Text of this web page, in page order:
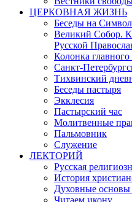
ЦЕРКОВНАЯ ЖИЗНЬ
Беседы на
Великий Собор.
Русской
Колонка главного
Санкт-
Тихвинский
Беседы пастыря
Экклесия
Пастырский час
Молитвенные
Пальмовник
Служение
ЛЕКТОРИЙ
Русская
История
Духовные основы
Читаем икону